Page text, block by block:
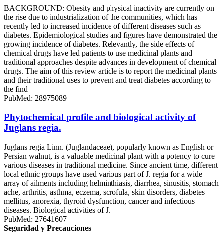
BACKGROUND: Obesity and physical inactivity are currently on
the rise due to industrialization of the communities, which has
recently led to increased incidence of different diseases such as
diabetes. Epidemiological studies and figures have demonstrated the
growing incidence of diabetes. Relevantly, the side effects of
chemical drugs have led patients to use medicinal plants and
traditional approaches despite advances in development of chemical
drugs. The aim of this review article is to report the medicinal plants
and their traditional uses to prevent and treat diabetes according to
the find
PubMed: 28975089
Phytochemical profile and biological activity of
Juglans regia.
Juglans regia Linn. (Juglandaceae), popularly known as English or
Persian walnut, is a valuable medicinal plant with a potency to cure
various diseases in traditional medicine. Since ancient time, different
local ethnic groups have used various part of J. regia for a wide
array of ailments including helminthiasis, diarrhea, sinusitis, stomach
ache, arthritis, asthma, eczema, scrofula, skin disorders, diabetes
mellitus, anorexia, thyroid dysfunction, cancer and infectious
diseases. Biological activities of J.
PubMed: 27641607
Seguridad y Precauciones